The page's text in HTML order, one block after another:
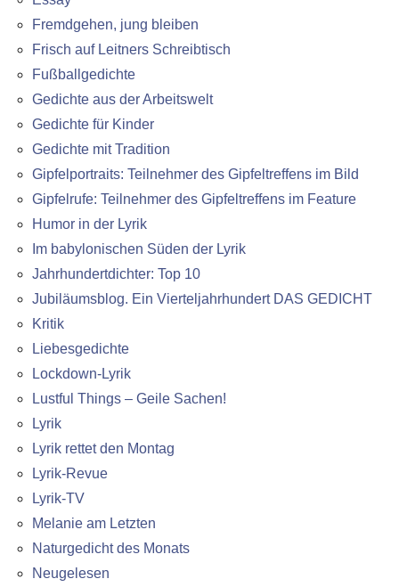
Fremdgehen, jung bleiben
Frisch auf Leitners Schreibtisch
Fußballgedichte
Gedichte aus der Arbeitswelt
Gedichte für Kinder
Gedichte mit Tradition
Gipfelportraits: Teilnehmer des Gipfeltreffens im Bild
Gipfelrufe: Teilnehmer des Gipfeltreffens im Feature
Humor in der Lyrik
Im babylonischen Süden der Lyrik
Jahrhundertdichter: Top 10
Jubiläumsblog. Ein Vierteljahrhundert DAS GEDICHT
Kritik
Liebesgedichte
Lockdown-Lyrik
Lustful Things – Geile Sachen!
Lyrik
Lyrik rettet den Montag
Lyrik-Revue
Lyrik-TV
Melanie am Letzten
Naturgedicht des Monats
Neugelesen